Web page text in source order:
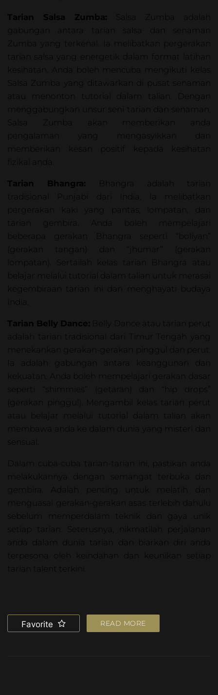
Tarian Salsa Zumba: Salsa Zumba adalah
gabungan antara tarian salsa dan senaman
Zumba yang terkenal. Ia melibatkan pergerakan
tarian salsa yang energetik dalam format latihan
kesihatan. Anda boleh mencuba mengikuti kelas
Salsa Zumba yang ditawarkan di pusat senaman
atau menonton tutorial dalam talian. Dengan
menggabungkan unsur seni tarian dan senaman,
Salsa Zumba akan memberikan anda
pengalaman yang mengasyikkan dan
memberikan kesan positif kepada kesihatan
fizikal anda.
Tarian Bhangra: Bhangra adalah tarian
tradisional Punjabi dari India. Ia melibatkan
pergerakan kaki yang pantas, lompatan, dan
tarian gembira. Anda boleh mempelajari
beberapa gerakan Bhangra seperti “boliyan”
(gerakan tangan) dan “jhumar” (gerakan
lompatan). Sertailah kelas tarian Bhangra atau
belajar melalui tutorial dalam talian untuk merasai
kegembiraan tarian ini dan menghayati budaya
India.
Tarian Belly Dance: Belly Dance atau tarian perut
adalah tarian tradisional dari Timur Tengah yang
menekankan gerakan-gerakan pinggul dan perut.
Ia adalah gabungan antara keanggunan dan
kekuatan. Anda boleh mempelajari gerakan dasar
seperti “shimmies” (getaran) dan “hip drops”
(gerakan pinggul). Mengambil kelas tarian perut
atau belajar melalui tutorial dalam talian akan
membawa anda ke dalam dunia yang misteri dan
sensual.
Dalam cuba-cuba tarian-tarian ini, pastikan anda
melakukannya dengan semangat terbuka dan
gembira. Adalah penting untuk melatih dan
menguasai gerakan-gerakan asas terlebih dahulu
sebelum memperdalam teknik dan gaya unik
setiap tarian. Seterusnya, nikmatilah perjalanan
anda dalam dunia tarian dan biarkan diri anda
terpesona oleh keindahan dan keunikan setiap
tarian talent terkini.
Favorite READ MORE